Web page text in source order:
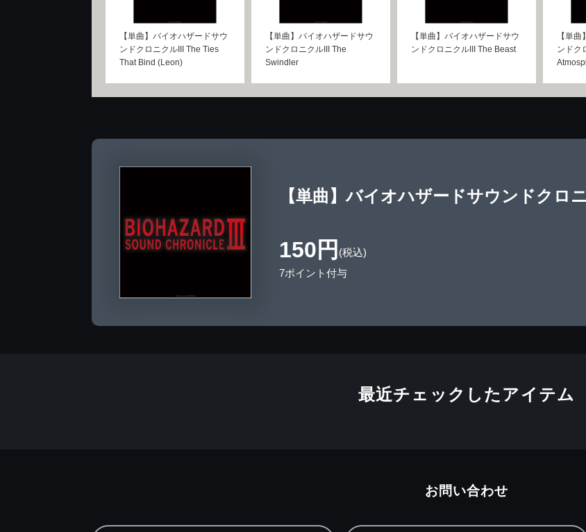
【単曲】バイオハザードサウ
ンドクロニクルIII The Ties
That Bind (Leon)
【単曲】バイオハザードサウ
ンドクロニクルIII The
Swindler
【単曲】バイオハザードサウ
ンドクロニクルIII The Beast
【単
ンドク
【単曲】バイオハザードサウンドクロ
150円 (税込)
7ポイント付与
最近チェックしたアイテム
お問い合わせ